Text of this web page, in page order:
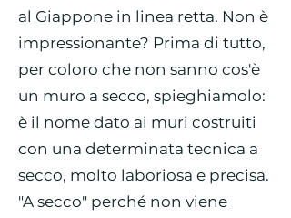
al Giappone in linea retta. Non è
impressionante? Prima di tutto,
per coloro che non sanno cos'è
un muro a secco, spieghiamolo:
è il nome dato ai muri costruiti
con una determinata tecnica a
secco, molto laboriosa e precisa.
"A secco" perché non viene